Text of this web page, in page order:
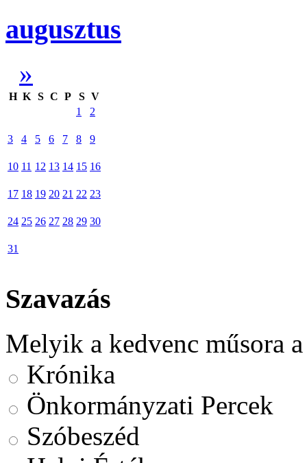
augusztus
»
H K S C P S V
1
2
3 4 5 6 7 8 9
10 11 12 13 14 15 16
17 18 19 20 21 22 23
24 25 26 27 28 29 30
31
Szavazás
Melyik a kedvenc műsora
Krónika
Önkormányzati Percek
Szóbeszéd